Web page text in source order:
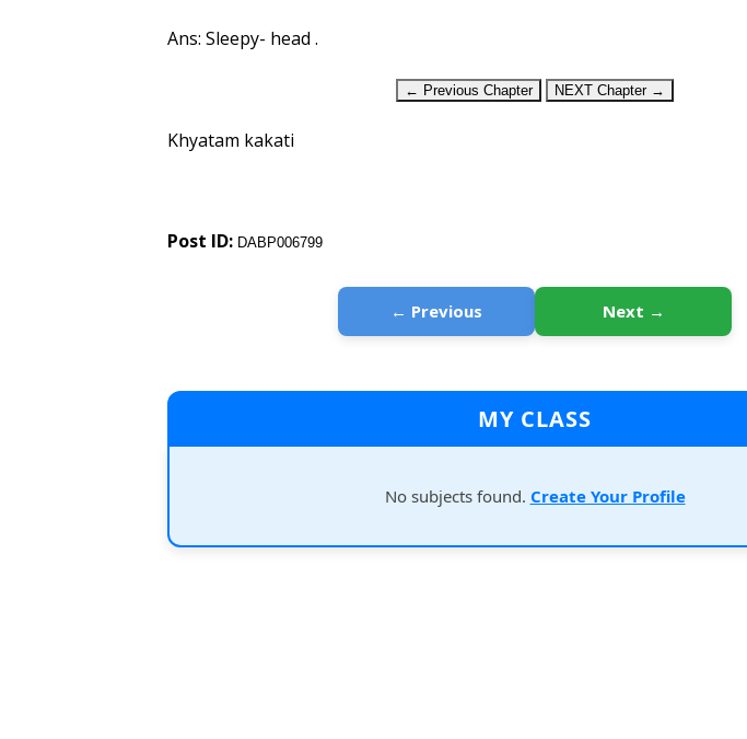
Ans: Sleepy- head .
← Previous Chapter NEXT Chapter →
Khyatam kakati
Post ID: DABP006799
← Previous Next →
MY CLASS
No subjects found. Create Your Profile